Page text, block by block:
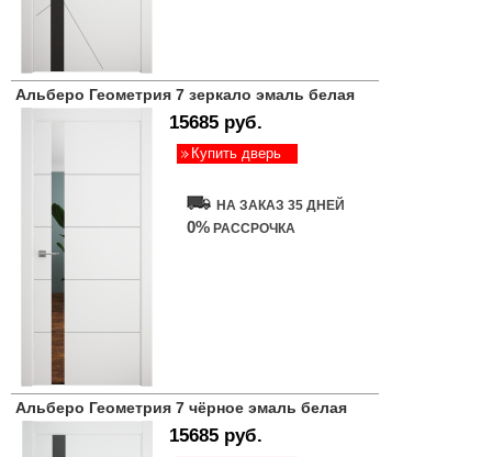
Альберо Геометрия 7 зеркало эмаль белая
15685 руб.
Купить дверь
НА ЗАКАЗ 35 ДНЕЙ
0% РАССРОЧКА
Альберо Геометрия 7 чёрное эмаль белая
15685 руб.